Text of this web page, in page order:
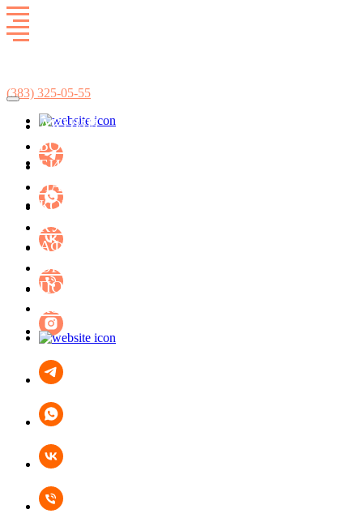
(383) 325-05-55
АКЦИИ
БОУЛИНГ
БИЛЬЯРД
ЛАЗЕРТАГ
КОНЦЕРТ-ХОЛЛ ФАСОЛЬ
КУХНЯ
АФИША МЕРОПРИЯТИЙ
ОРГАНИЗАЦИЯ ПРАЗДНИКОВ
ПОДАРОЧНЫЕ СЕРТИФИКАТЫ
КОНТАКТЫ
БИЛЬЯРД
ЛАЗЕРТАГ
БОУЛИНГ
КАРАОКЕ
АФИША
АКЦИИ